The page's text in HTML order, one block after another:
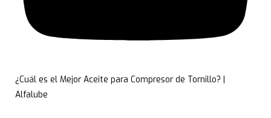
¿Cuál es el Mejor Aceite para Compresor de Tornillo? |
Alfalube